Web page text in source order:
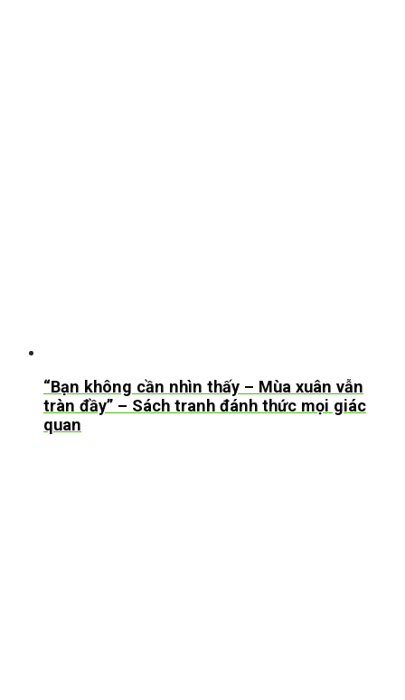
“Bạn không cần nhìn thấy – Mùa xuân vẫn
tràn đầy” – Sách tranh đánh thức mọi giác
quan